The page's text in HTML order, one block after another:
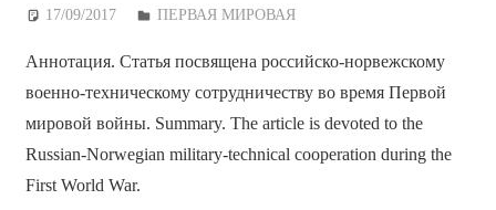
17/09/2017 Дежурный по Редакции
ПЕРВАЯ МИРОВАЯ
Аннотация. Статья посвящена российско-норвежскому
военно-техническому сотрудничеству во время Первой
мировой войны. Summary. The article is devoted to the
Russian-Norwegian military-technical cooperation during the
First World War.